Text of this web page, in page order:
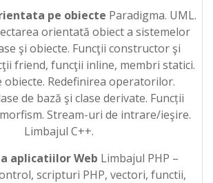
pe obiecte Paradigma. UML.
orientată obiect a sistemelor
şi obiecte. Funcţii constructor şi
friend, funcţii inline, membri statici.
obiecte. Redefinirea operatorilor.
de bază şi clase derivate. Funcții
Stream-uri de intrare/ieşire.
Limbajul C++.
aplicatiilor Web Limbajul PHP –
scripturi PHP, vectori, functii,